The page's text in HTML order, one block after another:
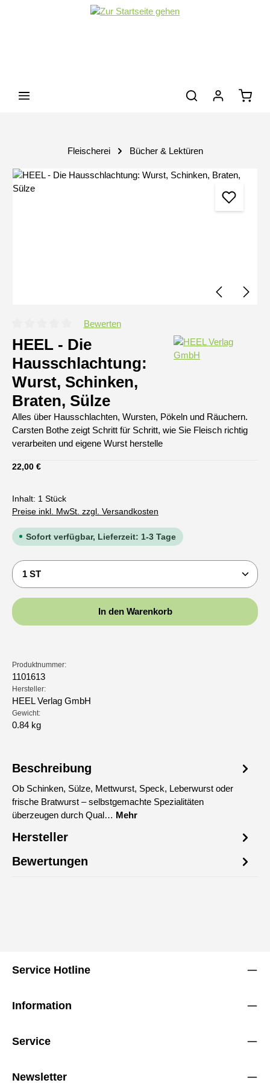
Zum Hauptinhalt springen
Fleischerei Bücher & Lektüren
Bildergalerie überspringen
Durchschnittliche Bewertung von 0 von 5 Sternen
Bewerten
HEEL - Die
Hausschlachtung:
Wurst, Schinken,
Braten, Sülze
Alles über Hausschlachten, Wursten, Pökeln und Räuchern.
Carsten Bothe zeigt Schritt für Schritt, wie Sie Fleisch richtig
verarbeiten und eigene Wurst herstelle
Regulärer Preis:
22,00 €
Inhalt: 1 Stück
Preise inkl. MwSt. zzgl. Versandkosten
Sofort verfügbar, Lieferzeit: 1-3 Tage
Produkt Anzahl: Gib den gewünschten Wert ein
In den Warenkorb
Produktnummer:
1101613
Hersteller:
HEEL Verlag GmbH
Gewicht:
0.84 kg
Beschreibung
Ob Schinken, Sülze, Mettwurst, Speck, Leberwurst oder
frische Bratwurst – selbstgemachte Spezialitäten
überzeugen durch Qual… Mehr
Hersteller
Bewertungen
Service Hotline
Information
Service
Newsletter